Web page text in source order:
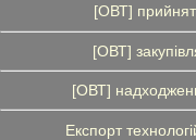
[ОВТ]
[ОВТ]
[ОВТ]
Експорт